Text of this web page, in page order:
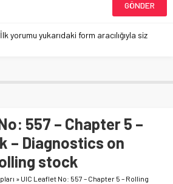
yorumu yukarıdaki form aracılığıyla siz
557 – Chapter 5 –
– Diagnostics on
stock
» UIC Leaflet No: 557 – Chapter 5 – Rolling